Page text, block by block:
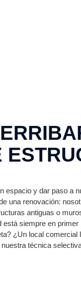
espacio y dar paso a
una renovación:
antiguas o
siempre en
¿Un local
técnica